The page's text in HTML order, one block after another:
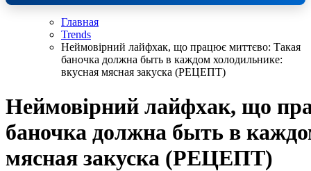
Главная
Trends
Неймовірний лайфхак, що працює миттєво: Такая
баночка должна быть в каждом холодильнике:
вкусная мясная закуска (РЕЦЕПТ)
Неймовірний лайфхак, що
баночка должна быть в
мясная закуска (РЕЦЕПТ)